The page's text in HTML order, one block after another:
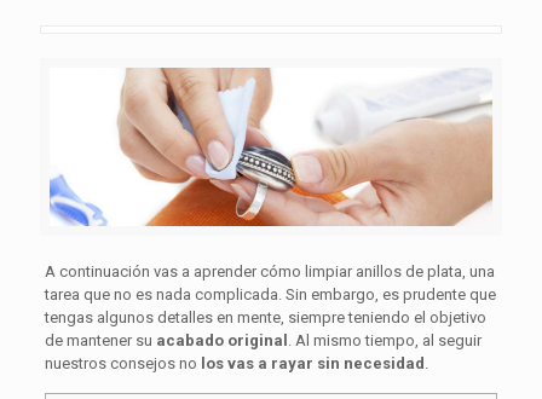
A continuación vas a aprender cómo limpiar anillos de plata, una
tarea que no es nada complicada. Sin embargo, es prudente que
tengas algunos detalles en mente, siempre teniendo el objetivo
de mantener su acabado original . Al mismo tiempo, al seguir
nuestros consejos no los vas a rayar sin necesidad .